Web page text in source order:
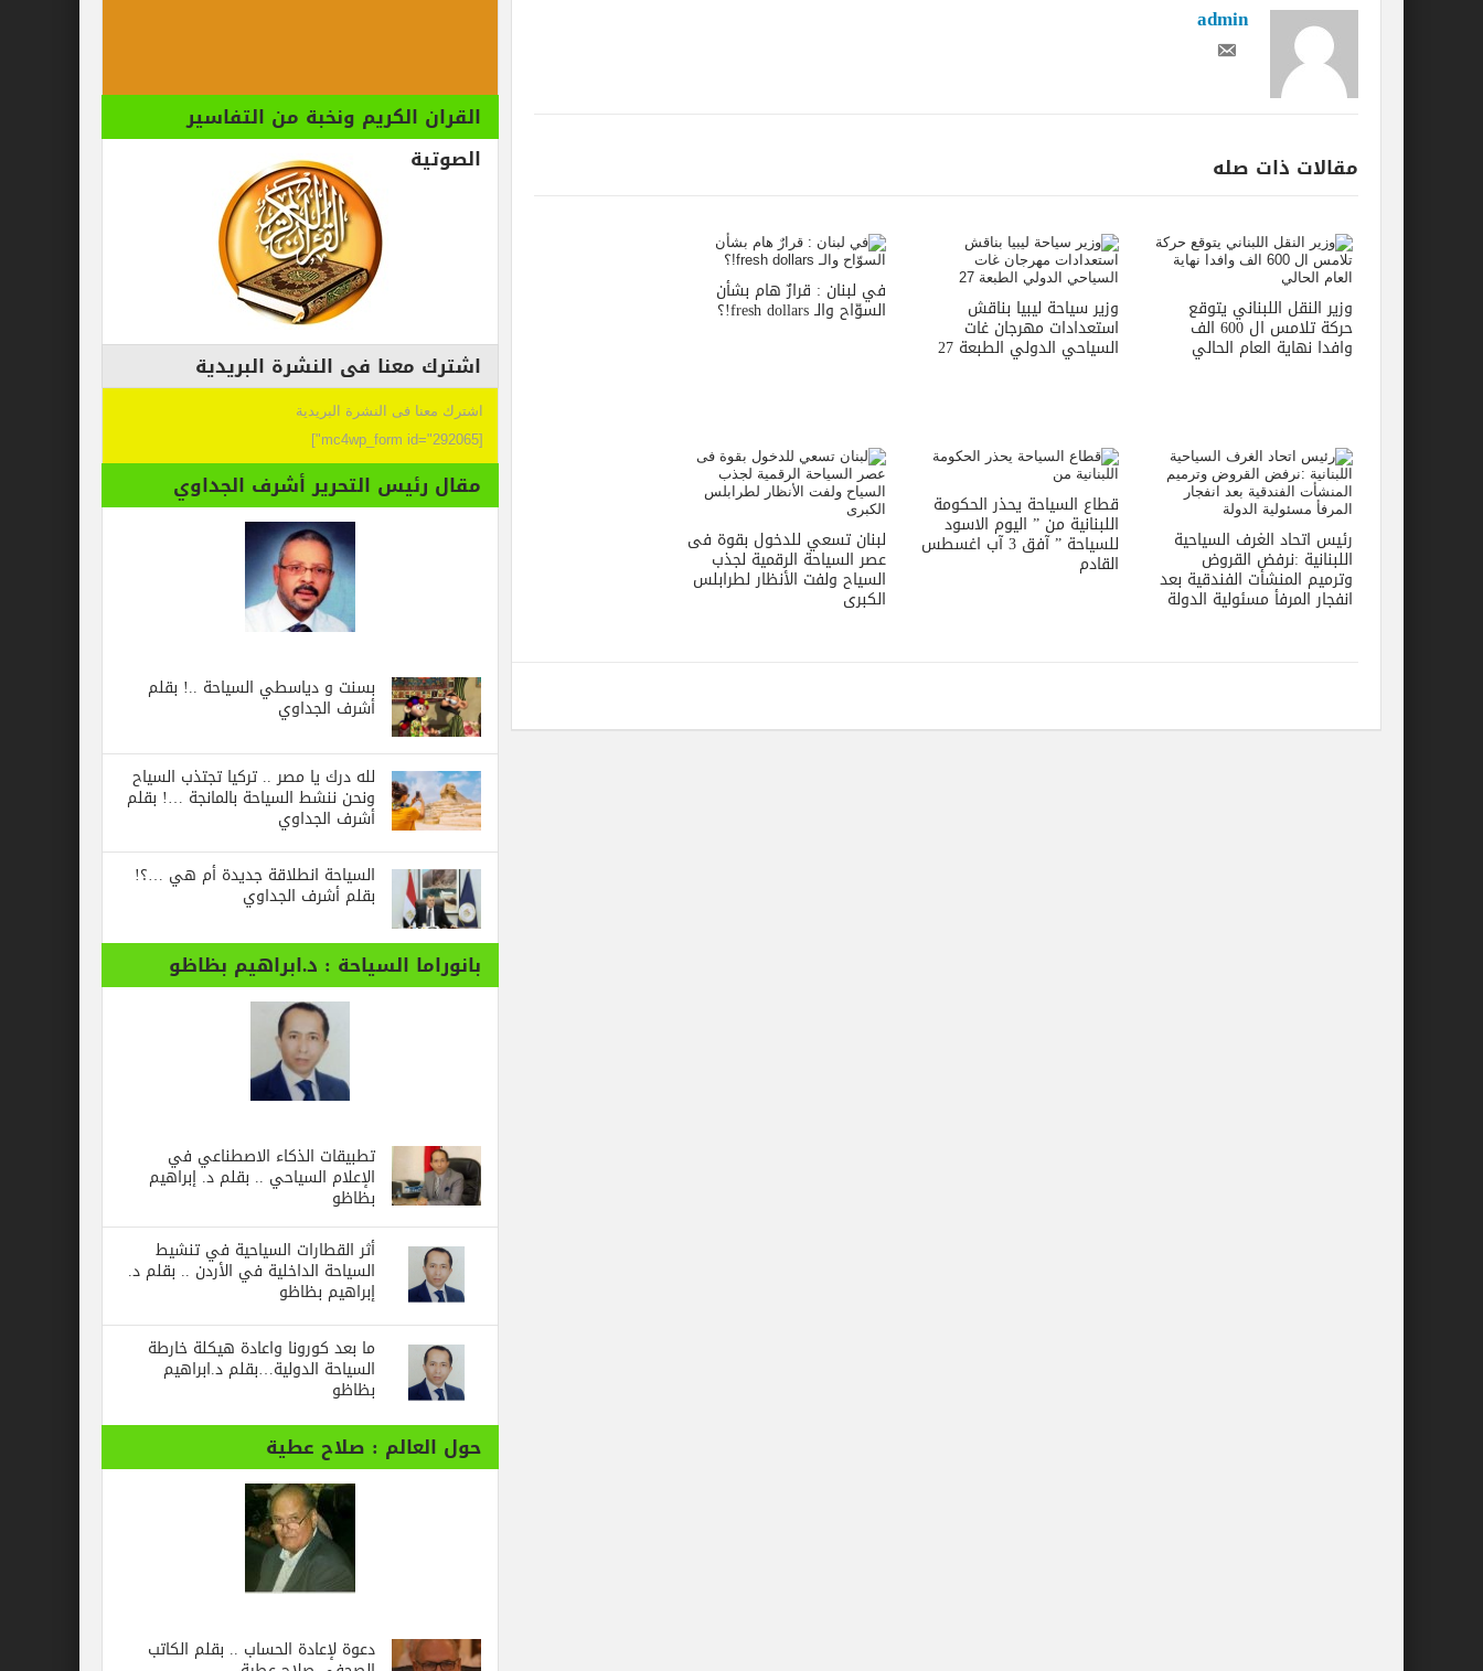
admin
مقالات ذات صله
وزير النقل اللبناني يتوقع
حركة تلامس ال 600 الف
وافدا نهاية العام الحالي
وزير سياحة ليبيا بناقش
استعدادات مهرجان غات
السياحي الدولي الطبعة 27
في لبنان : قرارٌ هام بشأن
السوّاح والـ fresh dollars!؟
رئيس اتحاد الغرف السياحية
اللبنانية :نرفض القروض
وترميم المنشأت الفندقية بعد
انفجار المرفأ مسئولية الدولة
قطاع السياحة يحذر الحكومة
اللبنانية من ” اليوم الاسود
للسياحة ” آفق 3 آب اغسطس
القادم
لبنان تسعي للدخول بقوة فى
عصر السياحة الرقمية لجذب
السياح ولفت الأنظار لطرابلس
الكبرى
القران الكريم ونخبة من التفاسير
الصوتية
اشترك معنا فى النشرة البريدية
اشترك معنا فى النشرة البريدية
[mc4wp_form id="292065"]
مقال رئيس التحرير أشرف الجداوي
بسنت و دياسطي السياحة ..! بقلم
أشرف الجداوي
لله درك يا مصر .. تركيا تجتذب السياح
ونحن ننشط السياحة بالمانجة …! بقلم
أشرف الجداوي
السياحة انطلاقة جديدة أم هي …؟!
بقلم أشرف الجداوي
بانوراما السياحة : د.ابراهيم بظاظو
تطبيقات الذكاء الاصطناعي في
الإعلام السياحي .. بقلم د. إبراهيم
بظاظو
أثر القطارات السياحية في تنشيط
السياحة الداخلية في الأردن .. بقلم د.
إبراهيم بظاظو
ما بعد كورونا واعادة هيكلة خارطة
السياحة الدولية…بقلم د.ابراهيم
بظاظو
حول العالم : صلاح عطية
دعوة لإعادة الحساب .. بقلم الكاتب